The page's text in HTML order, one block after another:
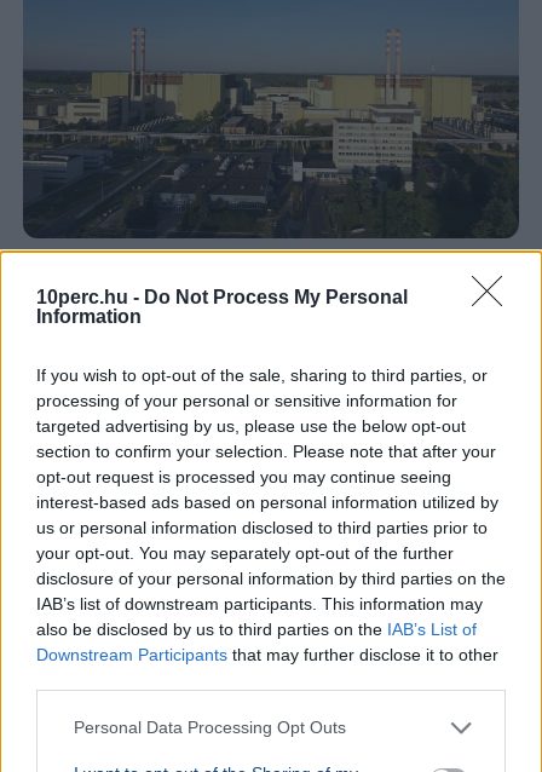
10perc.hu - Do Not Process My Personal
Information
If you wish to opt-out of the sale, sharing to third parties, or
processing of your personal or sensitive information for
targeted advertising by us, please use the below opt-out
section to confirm your selection. Please note that after your
opt-out request is processed you may continue seeing
interest-based ads based on personal information utilized by
us or personal information disclosed to third parties prior to
your opt-out. You may separately opt-out of the further
disclosure of your personal information by third parties on the
IAB’s list of downstream participants. This information may
also be disclosed by us to third parties on the IAB’s List of
Downstream Participants that may further disclose it to other
Personal Data Processing Opt Outs
A Duna vízszintje Paksnál emelkedik, ám az atomerőmű
BELFÖLD 2026. augusztus 7.
Három jelöltből választ köztársasági elnököt
a parlament kedden